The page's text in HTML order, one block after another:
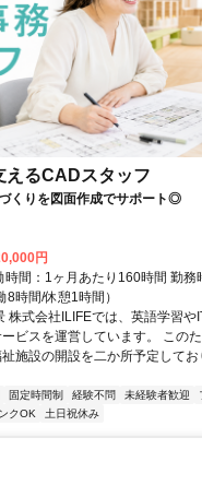
えるCADスタッフ
くりを図面作成でサポート◎
円
時間：1ヶ月あたり160時間 勤務
時間/休憩1時間）
式会社ILIFEでは、英語学習や
ビスを運営しています。 この
施設の開設を二か所予定して
固定時間制 経験不問 未経験者歓迎
クOK 土日祝休み